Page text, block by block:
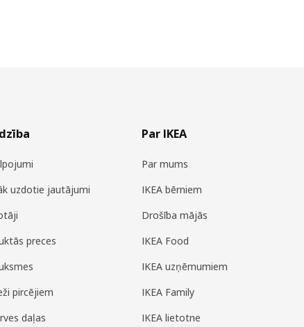
uzdotie jautājumi
preces
pircējiem
daļas
Par IKEA
Par mums
IKEA bērniem
Drošība mājās
IKEA Food
IKEA uzņēmumiem
IKEA Family
IKEA lietotne